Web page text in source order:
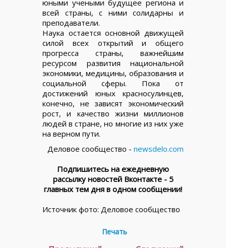
юными учеными будущее региона и
всей страны, с ними солидарны и
преподаватели.
Наука остается основной движущей
силой всех открытий и общего
прогресса страны, важнейшим
ресурсом развития национальной
экономики, медицины, образования и
социальной сферы. Пока от
достижений юных красносулинцев,
конечно, не зависят экономический
рост, и качество жизни миллионов
людей в стране, но многие из них уже
на верном пути.
Деловое сообщество - newsdelo.com
Подпишитесь на ежедневную
рассылку новостей Вконтакте - 5
главных тем дня в одном сообщении!
Источник фото: Деловое сообщество
Печать